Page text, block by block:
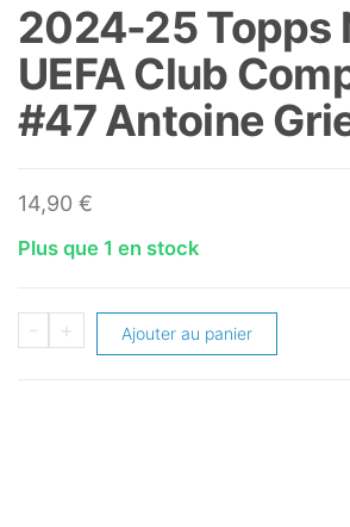
2024-25 Topps
UEFA Club
#47 Antoine
14,90 €
Plus que 1 en stock
-
quantité
+ Ajouter au panier